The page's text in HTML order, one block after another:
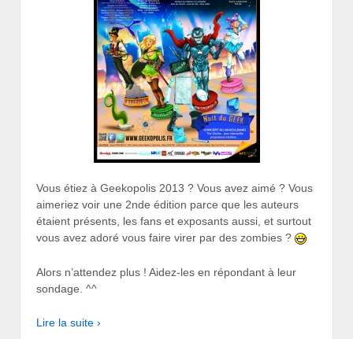
Vous étiez à Geekopolis 2013 ? Vous avez aimé ? Vous
aimeriez voir une 2nde édition parce que les auteurs
étaient présents, les fans et exposants aussi, et surtout
vous avez adoré vous faire virer par des zombies ?
Alors n’attendez plus ! Aidez-les en répondant à leur
sondage. ^^
Lire la suite ›